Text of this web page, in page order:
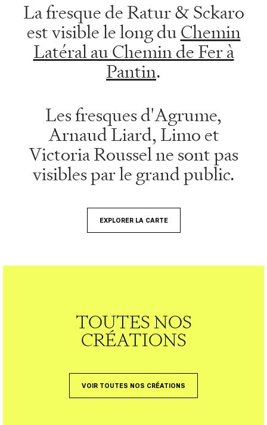
La fresque de Ratur & Sckaro
est visible le long du Chemin
Latéral au Chemin de Fer à
Pantin.
Les fresques d'Agrume,
Arnaud Liard, Limo et
Victoria Roussel ne sont pas
visibles par le grand public.
EXPLORER LA CARTE
TOUTES NOS
CRÉATIONS
VOIR TOUTES NOS CRÉATIONS